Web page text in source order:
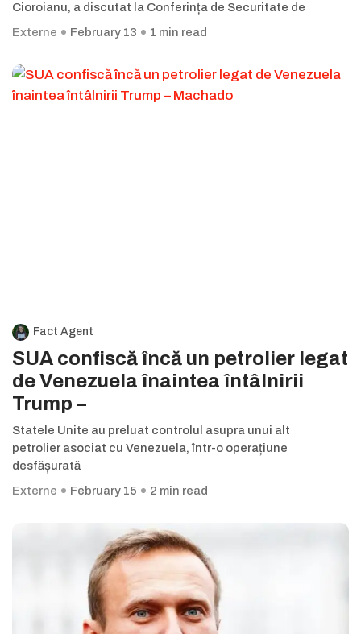
Cioroianu, a discutat la Conferința de Securitate de
Externe
February 13 1 min read
Fact Agent
SUA confiscă încă un petrolier legat
de Venezuela înaintea întâlnirii
Trump –
Statele Unite au preluat controlul asupra unui alt
petrolier asociat cu Venezuela, într-o operațiune
desfășurată
Externe
February 15 2 min read